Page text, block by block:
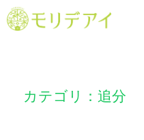
カテゴリ：追分